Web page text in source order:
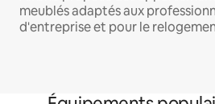
meublés adaptés aux
d'entreprise et pour le